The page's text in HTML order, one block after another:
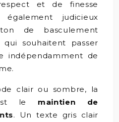
et de finesse
judicieux
de basculement
souhaitent passer
indépendamment de
clair ou sombre, la
le maintien de
. Un texte gris clair